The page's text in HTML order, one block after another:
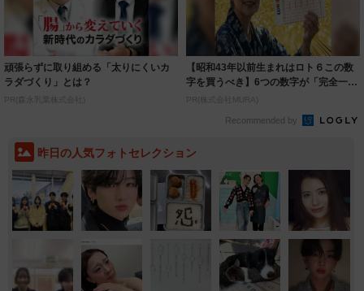
頑張らずに取り組める「太りにくいカ
ラダづくり」とは？
PR(森永乳業株式会社)
【昭和43年以前生まれはロト６この数
字を買うべき】6つの数字が「完全一
致」する方...
PR(株式会社MURA)
Recommended by
昨日の人気フォトセレクション